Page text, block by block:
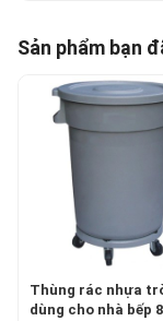
Sản phẩm bạn
Thùng rác nhựa
dùng cho nhà bếp